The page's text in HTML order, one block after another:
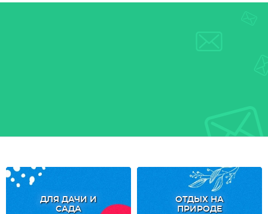
ДЛЯ ДАЧИ И
САДА
ОТДЫХ НА
ПРИРОДЕ